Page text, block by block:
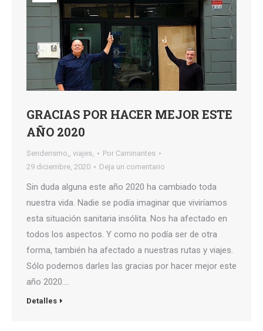
GRACIAS POR HACER MEJOR ESTE
AÑO 2020
Senderismo,, viajes, Por Caminantes
29 diciembre, 2020
Deja un comentario
Sin duda alguna este año 2020 ha cambiado toda
nuestra vida. Nadie se podía imaginar que viviríamos
esta situación sanitaria insólita. Nos ha afectado en
todos los aspectos. Y como no podía ser de otra
forma, también ha afectado a nuestras rutas y viajes.
Sólo podemos darles las gracias por hacer mejor este
año 2020.…
Detalles